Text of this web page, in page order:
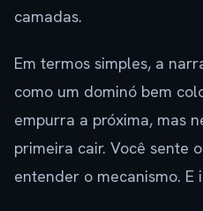
camadas.
Em termos simples, a
como um dominó bem
empurra a próxima, mas
primeira cair. Você sente
entender o mecanismo. E